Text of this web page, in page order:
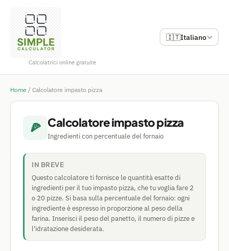
Calcolatrici online gratuite
🇮🇹Italiano
Home / Calcolatore impasto pizza
🍕 Calcolatore impasto pizza
Ingredienti con percentuale del fornaio
IN BREVE
Questo calcolatore ti fornisce le quantità esatte di
ingredienti per il tuo impasto pizza, che tu voglia fare 2
o 20 pizze. Si basa sulla percentuale del fornaio: ogni
ingrediente è espresso in proporzione al peso della
farina. Inserisci il peso del panetto, il numero di pizze e
l'idratazione desiderata.